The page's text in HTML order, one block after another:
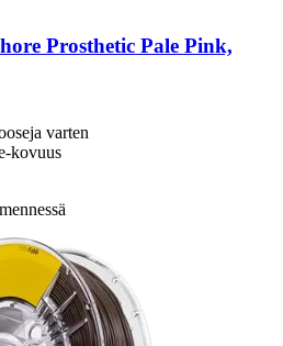
Prosthetic Pale Pink,
varten
kovuus